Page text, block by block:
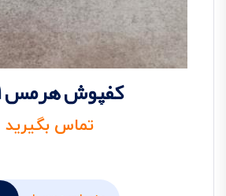
کفپوش هرمس 301
تماس بگیرید